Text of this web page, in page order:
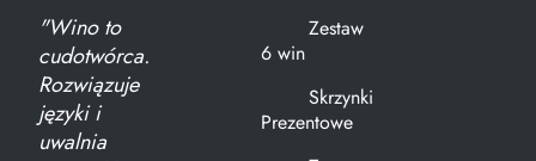
"Wino to
cudotwórca.
Rozwiązuje
języki i
uwalnia
Zestaw
6 win
Skrzynki
Prezentowe